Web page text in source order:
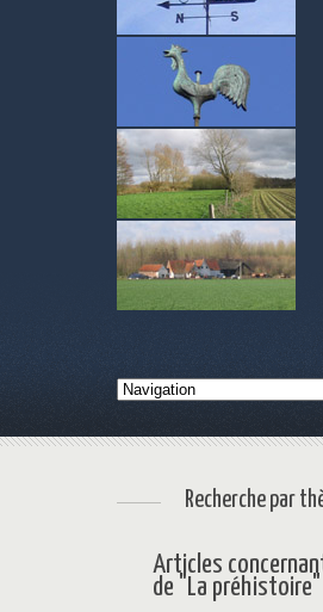
Recherche par
Articles
de "La préhistoire"